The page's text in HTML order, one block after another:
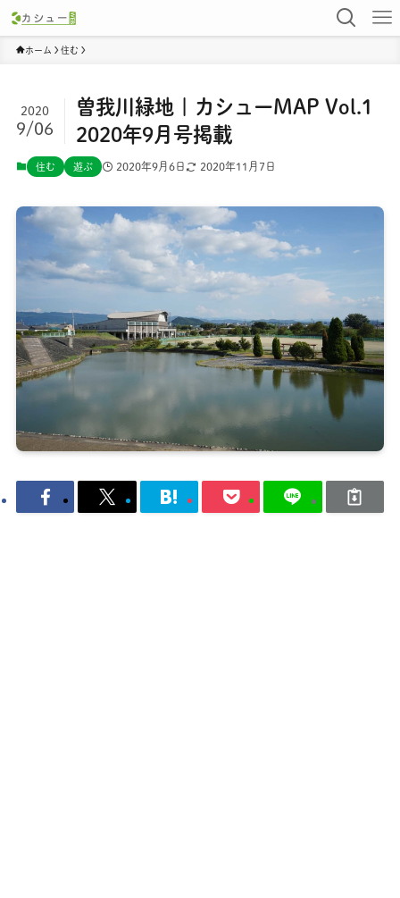
ホーム 住む
曽我川緑地 | カシューMAP Vol.1
2020年9月号掲載
2020
9/06
住む 遊ぶ 2020年9月6日 2020年11月7日